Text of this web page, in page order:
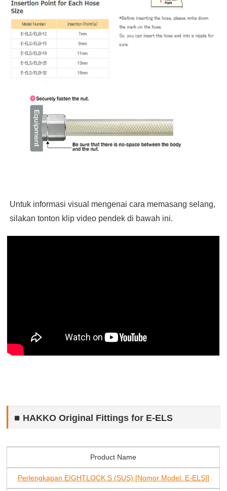
Untuk informasi visual mengenai cara memasang selang,
silakan tonton klip video pendek di bawah ini.
HAKKO Original Fittings for E-ELS
Product Name
Perlengkapan EIGHTLOCK S (SUS) [Nomor Model: E-ELS]]